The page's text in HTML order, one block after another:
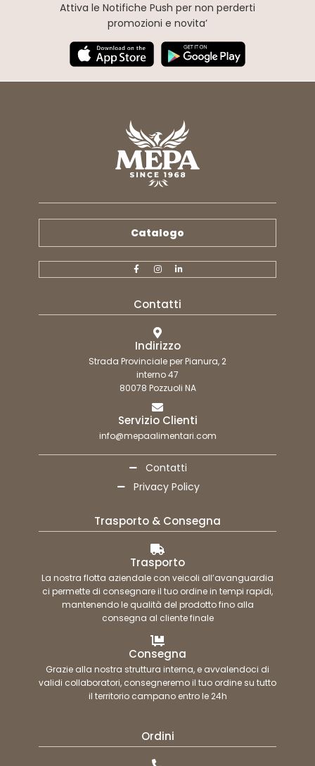
Attiva le Notifiche Push per non perderti
promozioni e novita’
Catalogo
Contatti
Indirizzo
Strada Provinciale per Pianura, 2
interno 47
80078 Pozzuoli NA
Servizio Clienti
info@mepaalimentari.com
Contatti
Privacy Policy
Trasporto & Consegna
Trasporto
La nostra flotta aziendale con veicoli all’avanguardia
ci permette di consegnare il tuo ordine in tempi rapidi,
mantenendo le qualità del prodotto fino alla
consegna al cliente finale
Consegna
Grazie alla nostra struttura interna, e avvalendoci di
validi collaboratori, consegneremo il tuo ordine su tutto
il territorio campano entro le 24h
Ordini